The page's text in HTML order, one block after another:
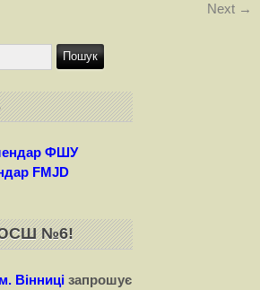
Next →
ФШУ
FMJD
№6!
запрошує